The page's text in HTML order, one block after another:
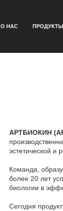
О НАС ПРОДУКТЫ
АРТБИОКИН
эстетической и
Команда,
более 20 лет
биологии в
Сегодня